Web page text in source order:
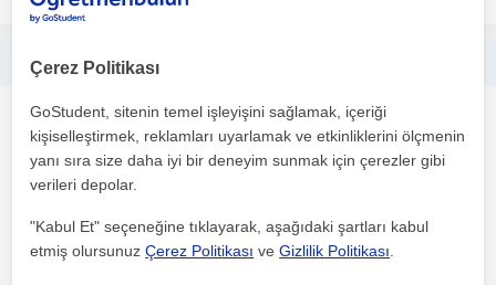
Yüksek Mühendisten ilkokul ortaokul matematik dersi
Matematik
Kadiköy İstanbul
Teknik üniversitede mühendislik alanında Yüksek yapıyorum.
Kendim de öğrendiğim gibi matematiği sevdireceğim.
Çerez Politikası
GoStudent, sitenin temel işleyişini sağlamak, içeriği
kişiselleştirmek, reklamları uyarlamak ve etkinliklerini ölçmenin
yanı sıra size daha iyi bir deneyim sunmak için çerezler gibi
verileri depolar.
"Kabul Et" seçeneğine tıklayarak, aşağıdaki şartları kabul
etmiş olursunuzÇerez Politikası veGizlilik Politikası